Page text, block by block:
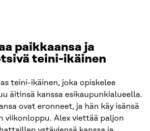
paikkaansa ja
teini-ikäinen
teini-ikäinen, joka opiskelee
äitinsä kanssa esikaupunkialueella.
ovat eronneet, ja hän käy isänsä
viikonloppu. Alex viettää paljon